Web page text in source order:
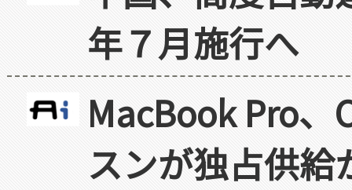
年７月施行へ
MacBook Pro
スンが独占供給